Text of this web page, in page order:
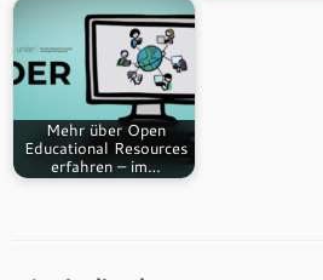
Mehr über Open
Educational Resources
erfahren – im…